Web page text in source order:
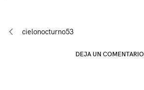
Navegación
cielonocturno53
DEJA UN COMENTARIO